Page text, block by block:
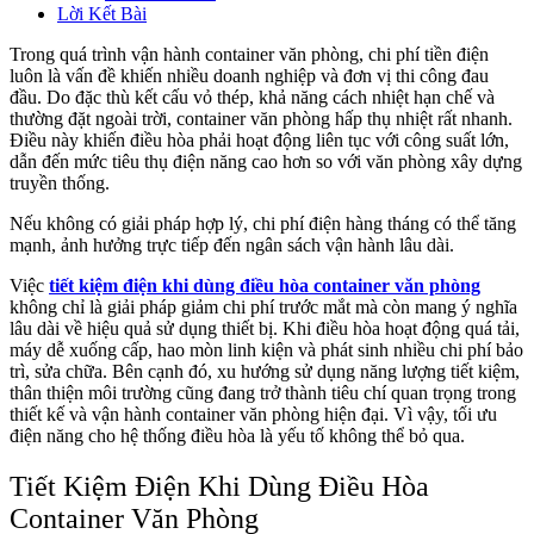
Lời Kết Bài
Trong quá trình vận hành container văn phòng, chi phí tiền điện
luôn là vấn đề khiến nhiều doanh nghiệp và đơn vị thi công đau
đầu. Do đặc thù kết cấu vỏ thép, khả năng cách nhiệt hạn chế và
thường đặt ngoài trời, container văn phòng hấp thụ nhiệt rất nhanh.
Điều này khiến điều hòa phải hoạt động liên tục với công suất lớn,
dẫn đến mức tiêu thụ điện năng cao hơn so với văn phòng xây dựng
truyền thống.
Nếu không có giải pháp hợp lý, chi phí điện hàng tháng có thể tăng
mạnh, ảnh hưởng trực tiếp đến ngân sách vận hành lâu dài.
Việc tiết kiệm điện khi dùng điều hòa container văn phòng
không chỉ là giải pháp giảm chi phí trước mắt mà còn mang ý nghĩa
lâu dài về hiệu quả sử dụng thiết bị. Khi điều hòa hoạt động quá tải,
máy dễ xuống cấp, hao mòn linh kiện và phát sinh nhiều chi phí bảo
trì, sửa chữa. Bên cạnh đó, xu hướng sử dụng năng lượng tiết kiệm,
thân thiện môi trường cũng đang trở thành tiêu chí quan trọng trong
thiết kế và vận hành container văn phòng hiện đại. Vì vậy, tối ưu
điện năng cho hệ thống điều hòa là yếu tố không thể bỏ qua.
Tiết Kiệm Điện Khi Dùng Điều Hòa
Container Văn Phòng